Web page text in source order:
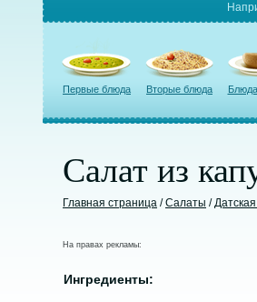
Первые блюда Вторые блюда
Салат из
Главная страница /Салаты /Датская
На правах рекламы:
Ингредиенты: